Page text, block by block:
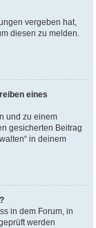
vergeben hat,
diesen zu melden.
eines
und zu einem
gesicherten Beitrag
in deinem
in dem Forum, in
werden